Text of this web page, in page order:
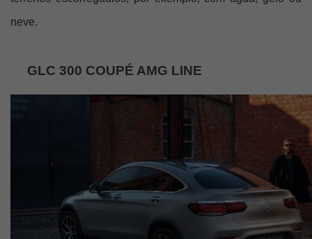
neve.
GLC 300 COUPÉ AMG LINE